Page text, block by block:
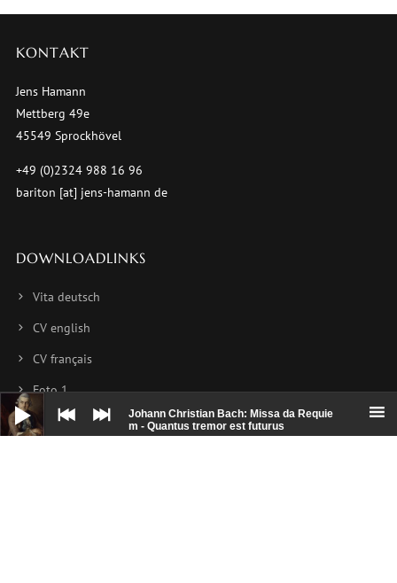
Audio-
Player
Johann Christian Bach: Missa da Requie
m - Quantus tremor est futurus
KONTAKT
Jens Hamann
Mettberg 49e
45549 Sprockhövel
+49 (0)2324 988 16 96
bariton [at] jens-hamann de
DOWNLOADLINKS
Vita deutsch
CV english
CV français
Foto 1
Foto 2